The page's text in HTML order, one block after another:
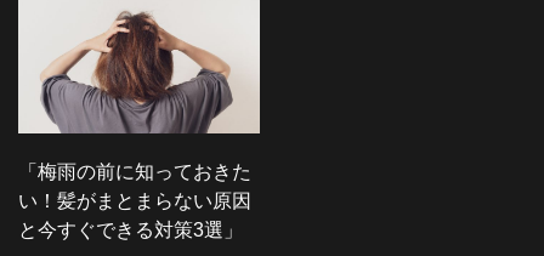
「梅雨の前に知っておきた
い！髪がまとまらない原因
と今すぐできる対策3選」